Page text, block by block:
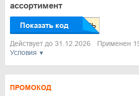
Условия
ассортимент
Показать код
Действует до 31.12.2026 Применен
ПРОМОКОД